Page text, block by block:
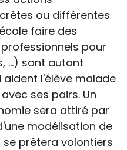
ou différentes
faire des
pour
...) sont autant
l'élève malade
ses pairs. Un
sera attiré par
modélisation de
prêtera volontiers